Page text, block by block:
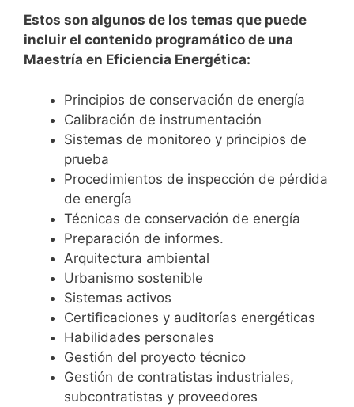
Estos son algunos de los temas que puede
incluir el contenido programático de una
Maestría en Eficiencia Energética:
Principios de conservación de energía
Calibración de instrumentación
Sistemas de monitoreo y principios de
prueba
Procedimientos de inspección de pérdida
de energía
Técnicas de conservación de energía
Preparación de informes.
Arquitectura ambiental
Urbanismo sostenible
Sistemas activos
Certificaciones y auditorías energéticas
Habilidades personales
Gestión del proyecto técnico
Gestión de contratistas industriales,
subcontratistas y proveedores